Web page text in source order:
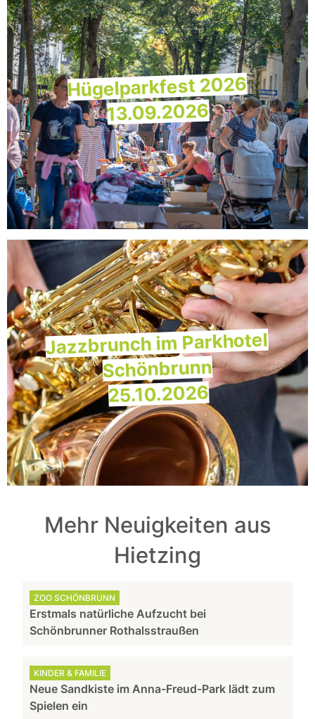
Hügelparkfest 2026
13.09.2026
Jazzbrunch im Parkhotel
Schönbrunn
25.10.2026
Mehr Neuigkeiten aus
Hietzing
ZOO SCHÖNBRUNN
Erstmals natürliche Aufzucht bei
Schönbrunner Rothalsstraußen
KINDER & FAMILIE
Neue Sandkiste im Anna-Freud-Park lädt zum
Spielen ein